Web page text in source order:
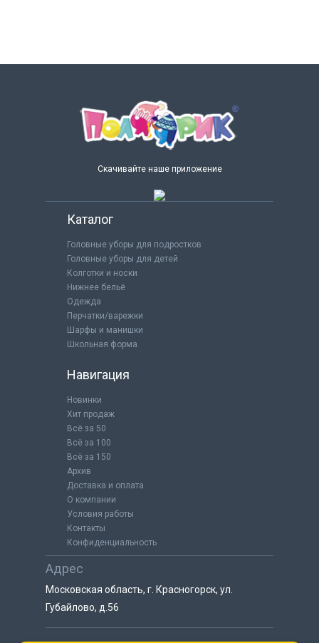
Скачивайте наше приложение
Каталог
Головные уборы для подростков
Головные уборы для детей
Колготки и носки
Нижнее бельё
Одежда
Перчатки/варежки
Шарфы и манишки
Школьная форма
Навигация
Новинки
Хит продаж
Всё за 50
Всё за 100
Всё за 150
Архив
Доставка и оплата
О компании
Условия работы
Контакты
Конфиденциальность
Адрес
Московская область, г. Красногорск, ул.
Губайлово, д.56